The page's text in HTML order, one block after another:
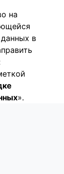
на
в
».